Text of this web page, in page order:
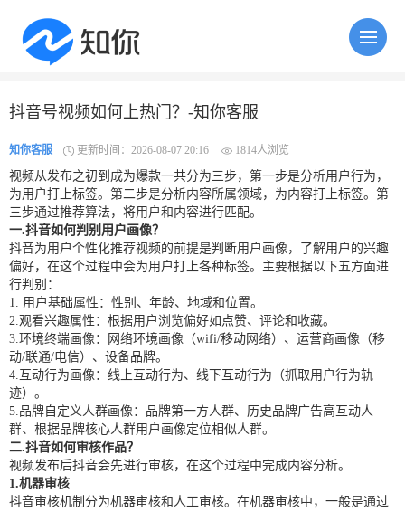
抖音号视频如何上热门？-知你客服
知你客服 更新时间：2026-08-07 20:16 1814人浏览
视频从发布之初到成为爆款一共分为三步，第一步是分析用户行为，
为用户打上标签。第二步是分析内容所属领域，为内容打上标签。第
三步通过推荐算法，将用户和内容进行匹配。
一.抖音如何判别用户画像？
抖音为用户个性化推荐视频的前提是判断用户画像，了解用户的兴趣
偏好，在这个过程中会为用户打上各种标签。主要根据以下五方面进
行判别：
1. 用户基础属性：性别、年龄、地域和位置。
2.观看兴趣属性：根据用户浏览偏好如点赞、评论和收藏。
3.环境终端画像：网络环境画像（wifi/移动网络）、运营商画像（移
动/联通/电信）、设备品牌。
4.互动行为画像：线上互动行为、线下互动行为（抓取用户行为轨
迹）。
5.品牌自定义人群画像：品牌第一方人群、历史品牌广告高互动人
群、根据品牌核心人群用户画像定位相似人群。
二.抖音如何审核作品？
视频发布后抖音会先进行审核，在这个过程中完成内容分析。
1.机器审核
抖音审核机制分为机器审核和人工审核。在机器审核中，一般是通过